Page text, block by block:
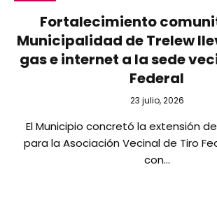
Fortalecimiento
Municipalidad de Trelew
gas e internet a la sede
Federal
23 julio, 2026
El Municipio concretó la extensión
para la Asociación Vecinal de Tiro
con…